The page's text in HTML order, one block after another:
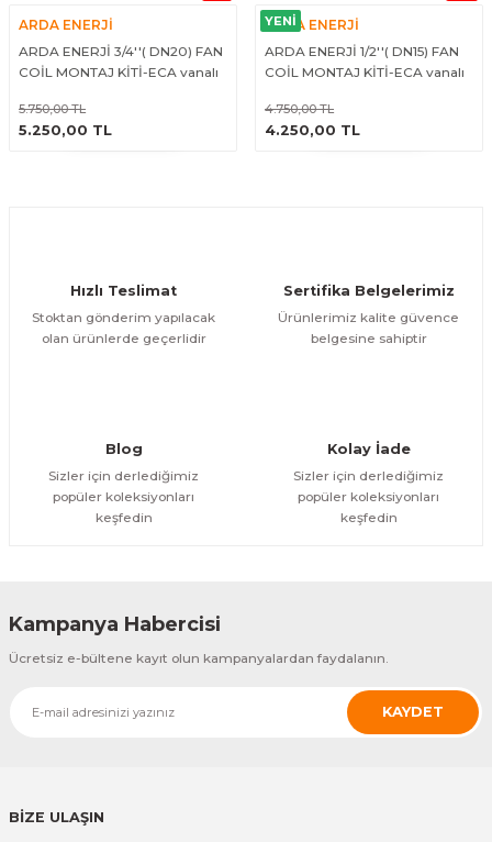
ARDA ENERJİ
ARDA ENERJİ 3/4''( DN20) FAN
COİL MONTAJ KİTİ-ECA vanalı
5.750,00 TL
5.250,00 TL
ÜRÜNÜ İNCELE
YENİ
ARDA ENERJİ
ARDA ENERJİ 1/2''( DN15) FAN
COİL MONTAJ KİTİ-ECA vanalı
4.750,00 TL
4.250,00 TL
ÜRÜNÜ İNCELE
Hızlı Teslimat
Stoktan gönderim yapılacak
olan ürünlerde geçerlidir
Sertifika Belgelerimiz
Ürünlerimiz kalite güvence
belgesine sahiptir
Blog
Sizler için derlediğimiz
popüler koleksiyonları
keşfedin
Kolay İade
Sizler için derlediğimiz
popüler koleksiyonları
keşfedin
Kampanya Habercisi
Ücretsiz e-bültene kayıt olun kampanyalardan faydalanın.
KAYDET
BİZE ULAŞIN